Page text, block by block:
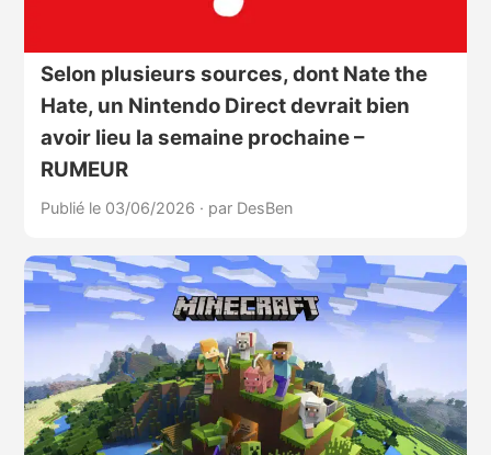
Selon plusieurs sources, dont Nate the
Hate, un Nintendo Direct devrait bien
avoir lieu la semaine prochaine –
RUMEUR
Publié le 03/06/2026 · par DesBen